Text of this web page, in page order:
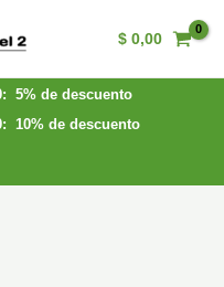
$ 0,00
5% de descuento
10% de descuento